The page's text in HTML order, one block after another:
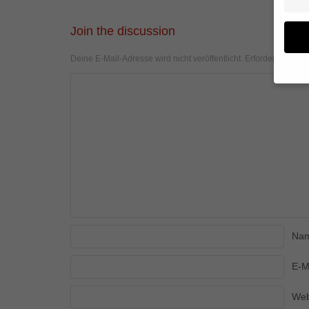
Join the discussion
Deine E-Mail-Adresse wird nicht veröffentlicht. Erforderliche
E-